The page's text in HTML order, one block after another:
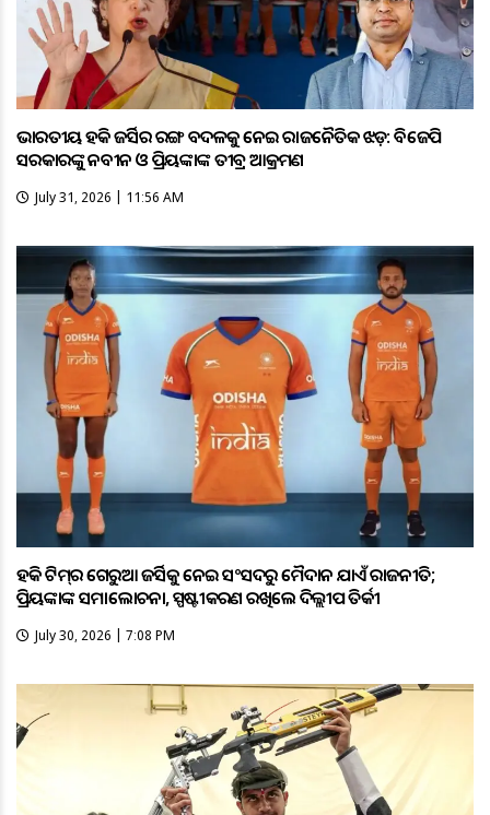
ଭାରତୀୟ ହକି ଜର୍ସିର ରଙ୍ଗ ବଦଳକୁ ନେଇ ରାଜନୈତିକ ଝଡ଼: ବିଜେପି
ସରକାରଙ୍କୁ ନବୀନ ଓ ପ୍ରିୟଙ୍କାଙ୍କ ତୀବ୍ର ଆକ୍ରମଣ
July 31, 2026 | 11:56 AM
ହକି ଟିମ୍‌ର ଗେରୁଆ ଜର୍ସିକୁ ନେଇ ସଂସଦରୁ ମୈଦାନ ଯାଏଁ ରାଜନୀତି;
ପ୍ରିୟଙ୍କାଙ୍କ ସମାଲୋଚନା, ସ୍ପଷ୍ଟୀକରଣ ରଖିଲେ ଦିଲ୍ଲୀପ ତିର୍କୀ
July 30, 2026 | 7:08 PM